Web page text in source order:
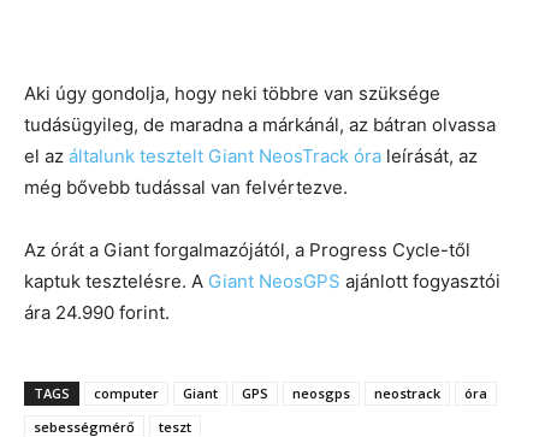
Aki úgy gondolja, hogy neki többre van szüksége
tudásügyileg, de maradna a márkánál, az bátran olvassa
el az általunk tesztelt Giant NeosTrack óra leírását, az
még bővebb tudással van felvértezve.
Az órát a Giant forgalmazójától, a Progress Cycle-től
kaptuk tesztelésre. A Giant NeosGPS ajánlott fogyasztói
ára 24.990 forint.
TAGS computer Giant GPS neosgps neostrack
óra
sebességmérő
teszt